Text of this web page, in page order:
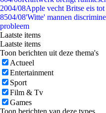
2004/08Apple vecht Britse eis
8504/08'Witte' mannen
probleem
Laatste items
Laatste items
Toon berichten uit deze thema's
Actueel
Entertainment
Sport
Film & Tv
Games
Toon berichten van deze types